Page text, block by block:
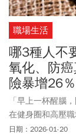
職場生活
哪3種人不
氧化、防
險暴增26％
「早上一杯醒腦
在健身圈和高壓
抗氧化、燃脂、
日期：2026-01-20